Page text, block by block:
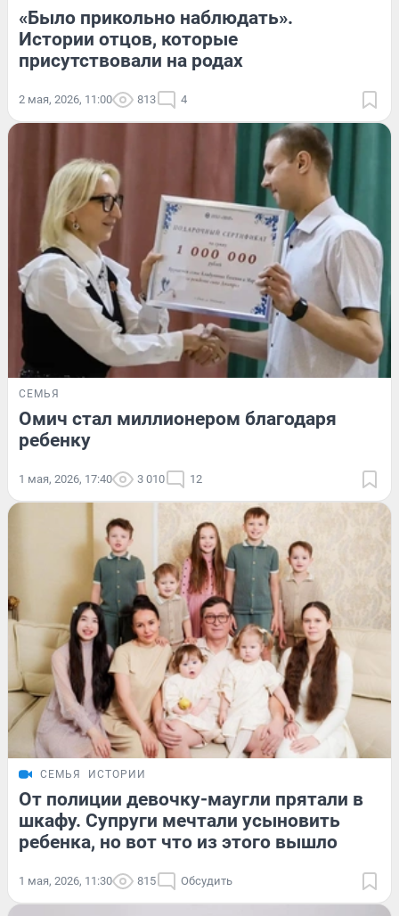
«Было прикольно наблюдать».
Истории отцов, которые
присутствовали на родах
2 мая, 2026, 11:00 813 4
СЕМЬЯ
Омич стал миллионером благодаря
ребенку
1 мая, 2026, 17:40 3 010 12
СЕМЬЯ ИСТОРИИ
От полиции девочку-маугли прятали в
шкафу. Супруги мечтали усыновить
ребенка, но вот что из этого вышло
1 мая, 2026, 11:30 815 Обсудить